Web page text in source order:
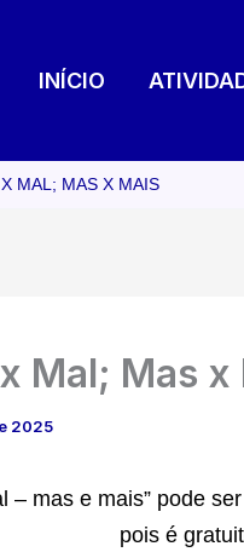
INÍCIO
MAL; MAS X MAIS
Mal; Mas x
2025
– mas e mais” pode
pois é